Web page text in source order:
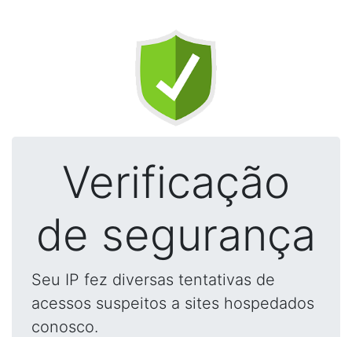
Verificação
de segurança
Seu IP fez diversas tentativas de
acessos suspeitos a sites hospedados
conosco.